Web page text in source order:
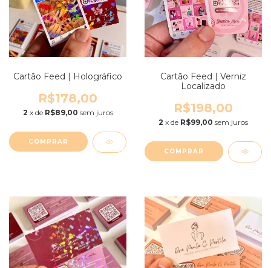
Cartão Feed | Holográfico
R$178,00
2 x de R$89,00 sem juros
COMPRAR
Cartão Feed | Verniz
Localizado
R$198,00
2 x de R$99,00 sem juros
COMPRAR